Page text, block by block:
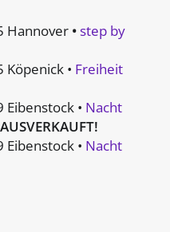
Hannover •step by
Köpenick • Freiheit
Eibenstock • Nacht
AUSVERKAUFT!
Eibenstock • Nacht